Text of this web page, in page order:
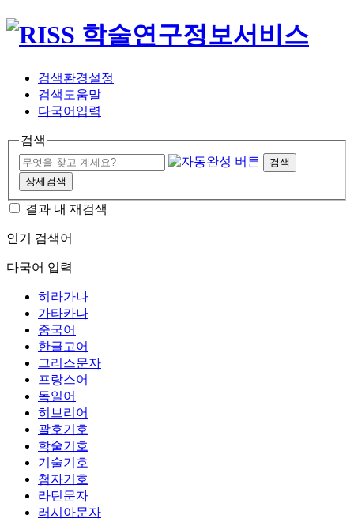
검색환경설정
검색도움말
다국어입력
검색
검색
상세검색
결과 내 재검색
인기 검색어
다국어 입력
히라가나
가타카나
중국어
한글고어
그리스문자
프랑스어
독일어
히브리어
괄호기호
학술기호
기술기호
첨자기호
라틴문자
러시아문자